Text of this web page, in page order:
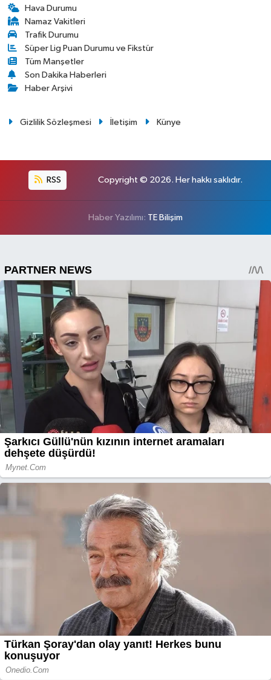
Hava Durumu
Namaz Vakitleri
Trafik Durumu
Süper Lig Puan Durumu ve Fikstür
Tüm Manşetler
Son Dakika Haberleri
Haber Arşivi
Gizlilik Sözleşmesi İletişim Künye
RSS Copyright © 2026. Her hakkı saklıdır.
Haber Yazılımı: TE Bilişim